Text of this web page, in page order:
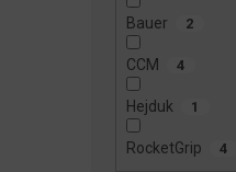
Bauer 2
CCM 4
Hejduk 1
RocketGrip 4